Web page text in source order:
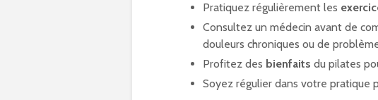
Pratiquez régulièrement les
Consultez un médecin avant de
douleurs chroniques ou de
Profitez des bienfaits du pilates
Soyez régulier dans votre pratique